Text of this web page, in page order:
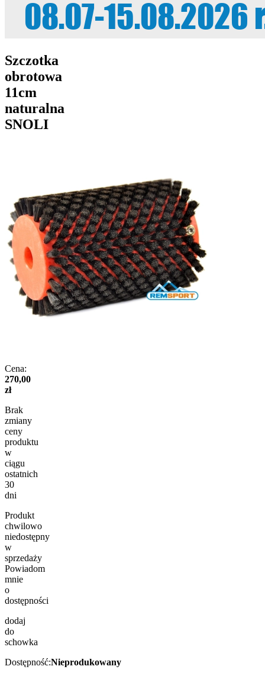
Szczotka
obrotowa
11cm
naturalna
SNOLI
Cena:
270,00
zł
Brak
zmiany
ceny
produktu
w
ciągu
ostatnich
30
dni
Produkt
chwilowo
niedostępny
w
sprzedaży
Powiadom
mnie
o
dostępności
dodaj
do
schowka
Dostępność:Nieprodukowany